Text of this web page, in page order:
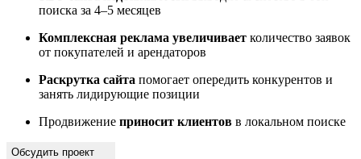
поиска за 4–5 месяцев
Комплексная реклама увеличивает количество заявок
от покупателей и арендаторов
Раскрутка сайта помогает опередить конкурентов и
занять лидирующие позиции
Продвижение приносит клиентов в локальном поиске
Обсудить проект